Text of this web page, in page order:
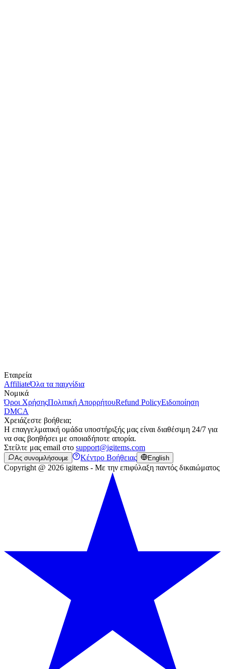
Εταιρεία
AffiliateΌλα τα παιχνίδια
Νομικά
Όροι ΧρήσηςΠολιτική ΑπορρήτουRefund PolicyΕιδοποίηση
DMCA
Χρειάζεστε βοήθεια;
Η επαγγελματική ομάδα υποστήριξής μας είναι διαθέσιμη 24/7 για
να σας βοηθήσει με οποιαδήποτε απορία.
Στείλτε μας email στο support@igitems.com
Ας συνομιλήσουμε Κέντρο Βοήθειας English
Copyright @ 2026 igitems - Με την επιφύλαξη παντός δικαιώματος